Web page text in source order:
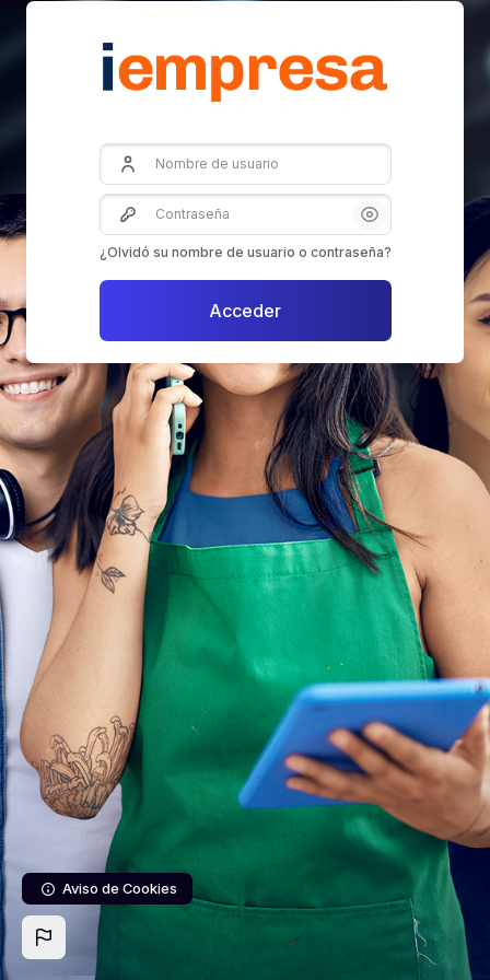
Salta al contenido principal
Nombre de usuario
Contraseña
¿Olvidó su nombre de usuario o contraseña?
Acceder
Aviso de Cookies